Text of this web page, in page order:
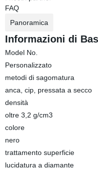
FAQ
Panoramica
Informazioni di
Model No.
Personalizzato
metodi di sagomatura
anca, cip, pressata a secco
densità
oltre 3,2 g/cm3
colore
nero
trattamento superficie
lucidatura a diamante